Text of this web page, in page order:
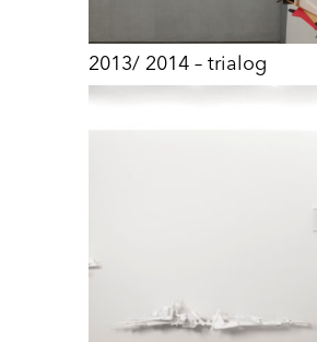
2013/ 2014 – trialog